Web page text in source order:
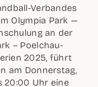
Ver­ban­des
Olym­pia Park —
an der
– Poel­chau-
2025, führt
am Don­ners­tag,
20:00 Uhr eine